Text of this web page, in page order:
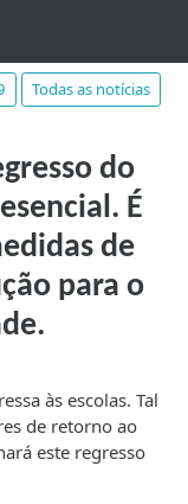
Todas as notícias
do
É
de
para o
às escolas. Tal
de retorno ao
este regresso